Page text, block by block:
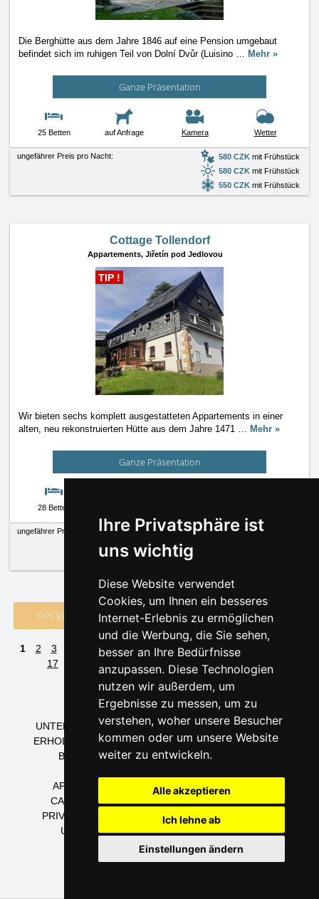
Ihre Privatsphäre ist
uns wichtig
Diese Website verwendet
Cookies, um Ihnen ein besseres
Internet-Erlebnis zu ermöglichen
und die Werbung, die Sie sehen,
besser an Ihre Bedürfnisse
anzupassen. Diese Technologien
nutzen wir außerdem, um
Ergebnisse zu messen, um zu
verstehen, woher unsere Besucher
kommen oder um unsere Website
weiter zu entwickeln.
Alle akzeptieren
Ich lehne ab
Einstellungen ändern
Die Berghütte aus dem Jahre 1846 auf eine Pension umgebaut
befindet sich im ruhigen Teil von Dolní Dvůr (Luisino … Mehr »
Ganze Präsentation
25 Betten auf Anfrage Kamera Wetter
ungefährer Preis pro Nacht: 580 CZK mit Frühstück
580 CZK mit Frühstück
550 CZK mit Frühstück
Cottage Tollendorf
Appartements, Jiřetín pod Jedlovou
TIP !
Wir bieten sechs komplett ausgestatteten Appartements in einer
alten, neu rekonstruierten Hütte aus dem Jahre 1471 … Mehr »
Ganze Präsentation
28 Betten
ungefährer Preis pro Nacht: 860 CZKohne Verpflegung
<<< Vorstehend Folgend >>>
1 2 3 6 7 8 9 10 11 12 13
17
23 24 25 26
HOTELS TSCHECHISCHE GEBIRGE
PENSIONEN TSCHECHISCHE GEBIRGE
UNTERKUNFTSHÄUSER TSCHECHISCHE GEBIRGE
ERHOLUNGSZENTRUMS TSCHECHISCHE GEBIRGE
BERGBAUDEN TSCHECHISCHE GEBIRGE
APPARTEMENTS TSCHECHISCHE GEBIRGE
CAMPINGPLÄTZE TSCHECHISCHE GEBIRGE
PRIVATUNTERKUNFT TSCHECHISCHE GEBIRGE
UNTERKUNFT TSCHECHISCHE GEBIRGE